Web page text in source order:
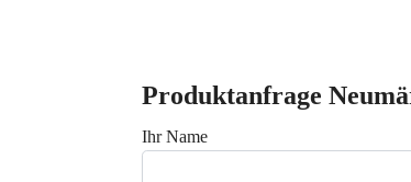
Produktanfrage
Ihr Name